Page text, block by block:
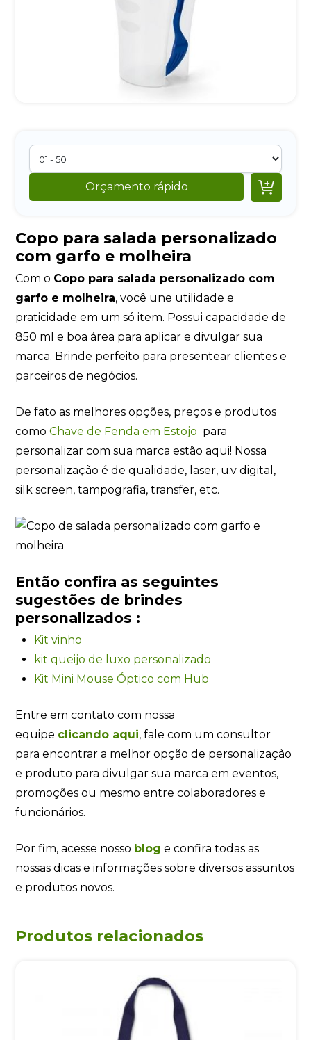
Orçamento rápido 
Copo para salada personalizado
com garfo e molheira
Com o Copo para salada personalizado com
garfo e molheira, você une utilidade e
praticidade em um só item. Possui capacidade de
850 ml e boa área para aplicar e divulgar sua
marca. Brinde perfeito para presentear clientes e
parceiros de negócios.
De fato as melhores opções, preços e produtos
comoChave de Fenda em Estojo para
personalizar com sua marca estão aqui! Nossa
personalização é de qualidade, laser, u.v digital,
silk screen, tampografia, transfer, etc.
Então confira as seguintes
sugestões de brindes
personalizados :
Kit vinho
kit queijo de luxo personalizado
Kit Mini Mouse Óptico com Hub
Entre em contato com nossa
equipe clicando aqui, fale com um consultor
para encontrar a melhor opção de personalização
e produto para divulgar sua marca em eventos,
promoções ou mesmo entre colaboradores e
funcionários.
Por fim, acesse nosso blog e confira todas as
nossas dicas e informações sobre diversos assuntos
e produtos novos.
Produtos relacionados